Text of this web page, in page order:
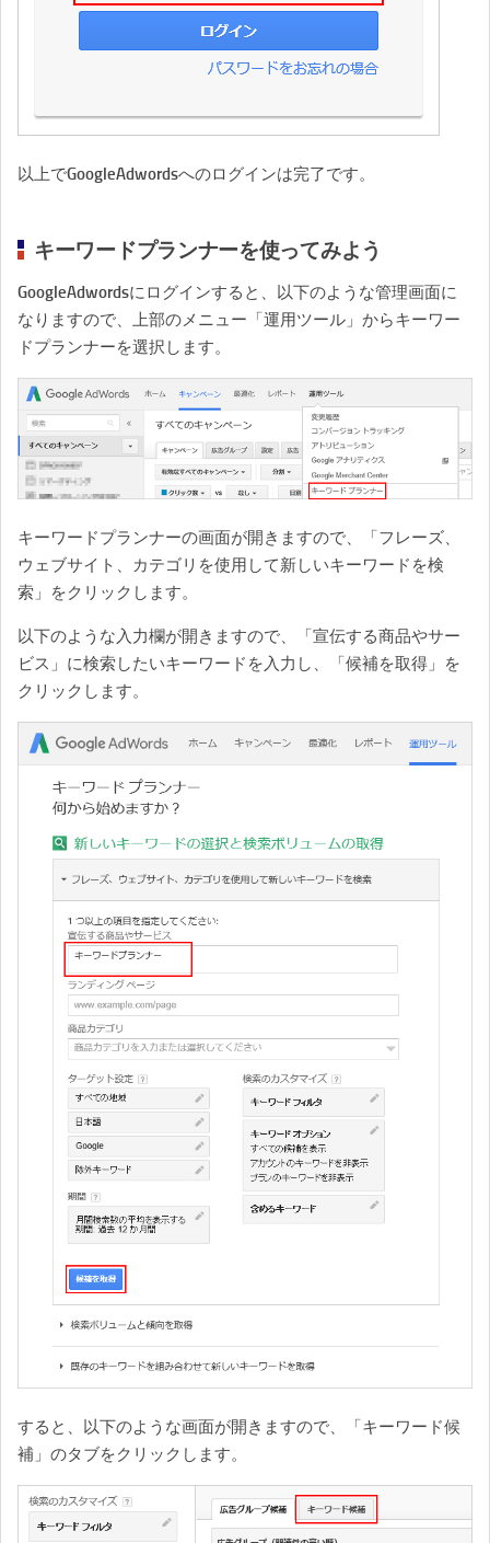
以上でGoogleAdwordsへのログインは完了です。
キーワードプランナーを使ってみよう
GoogleAdwordsにログインすると、以下のような管理画面に
なりますので、上部のメニュー「運用ツール」からキーワー
ドプランナーを選択します。
キーワードプランナーの画面が開きますので、「フレーズ、
ウェブサイト、カテゴリを使用して新しいキーワードを検
索」をクリックします。
以下のような入力欄が開きますので、「宣伝する商品やサー
ビス」に検索したいキーワードを入力し、「候補を取得」を
クリックします。
すると、以下のような画面が開きますので、「キーワード候
補」のタブをクリックします。